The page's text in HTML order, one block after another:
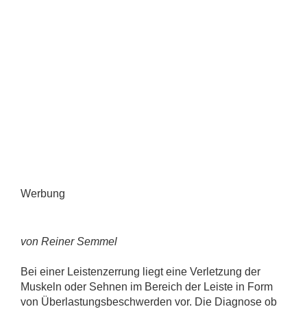
Werbung
von Reiner Semmel
Bei einer Leistenzerrung liegt eine Verletzung der
Muskeln oder Sehnen im Bereich der Leiste in Form
von Überlastungsbeschwerden vor. Die Diagnose ob